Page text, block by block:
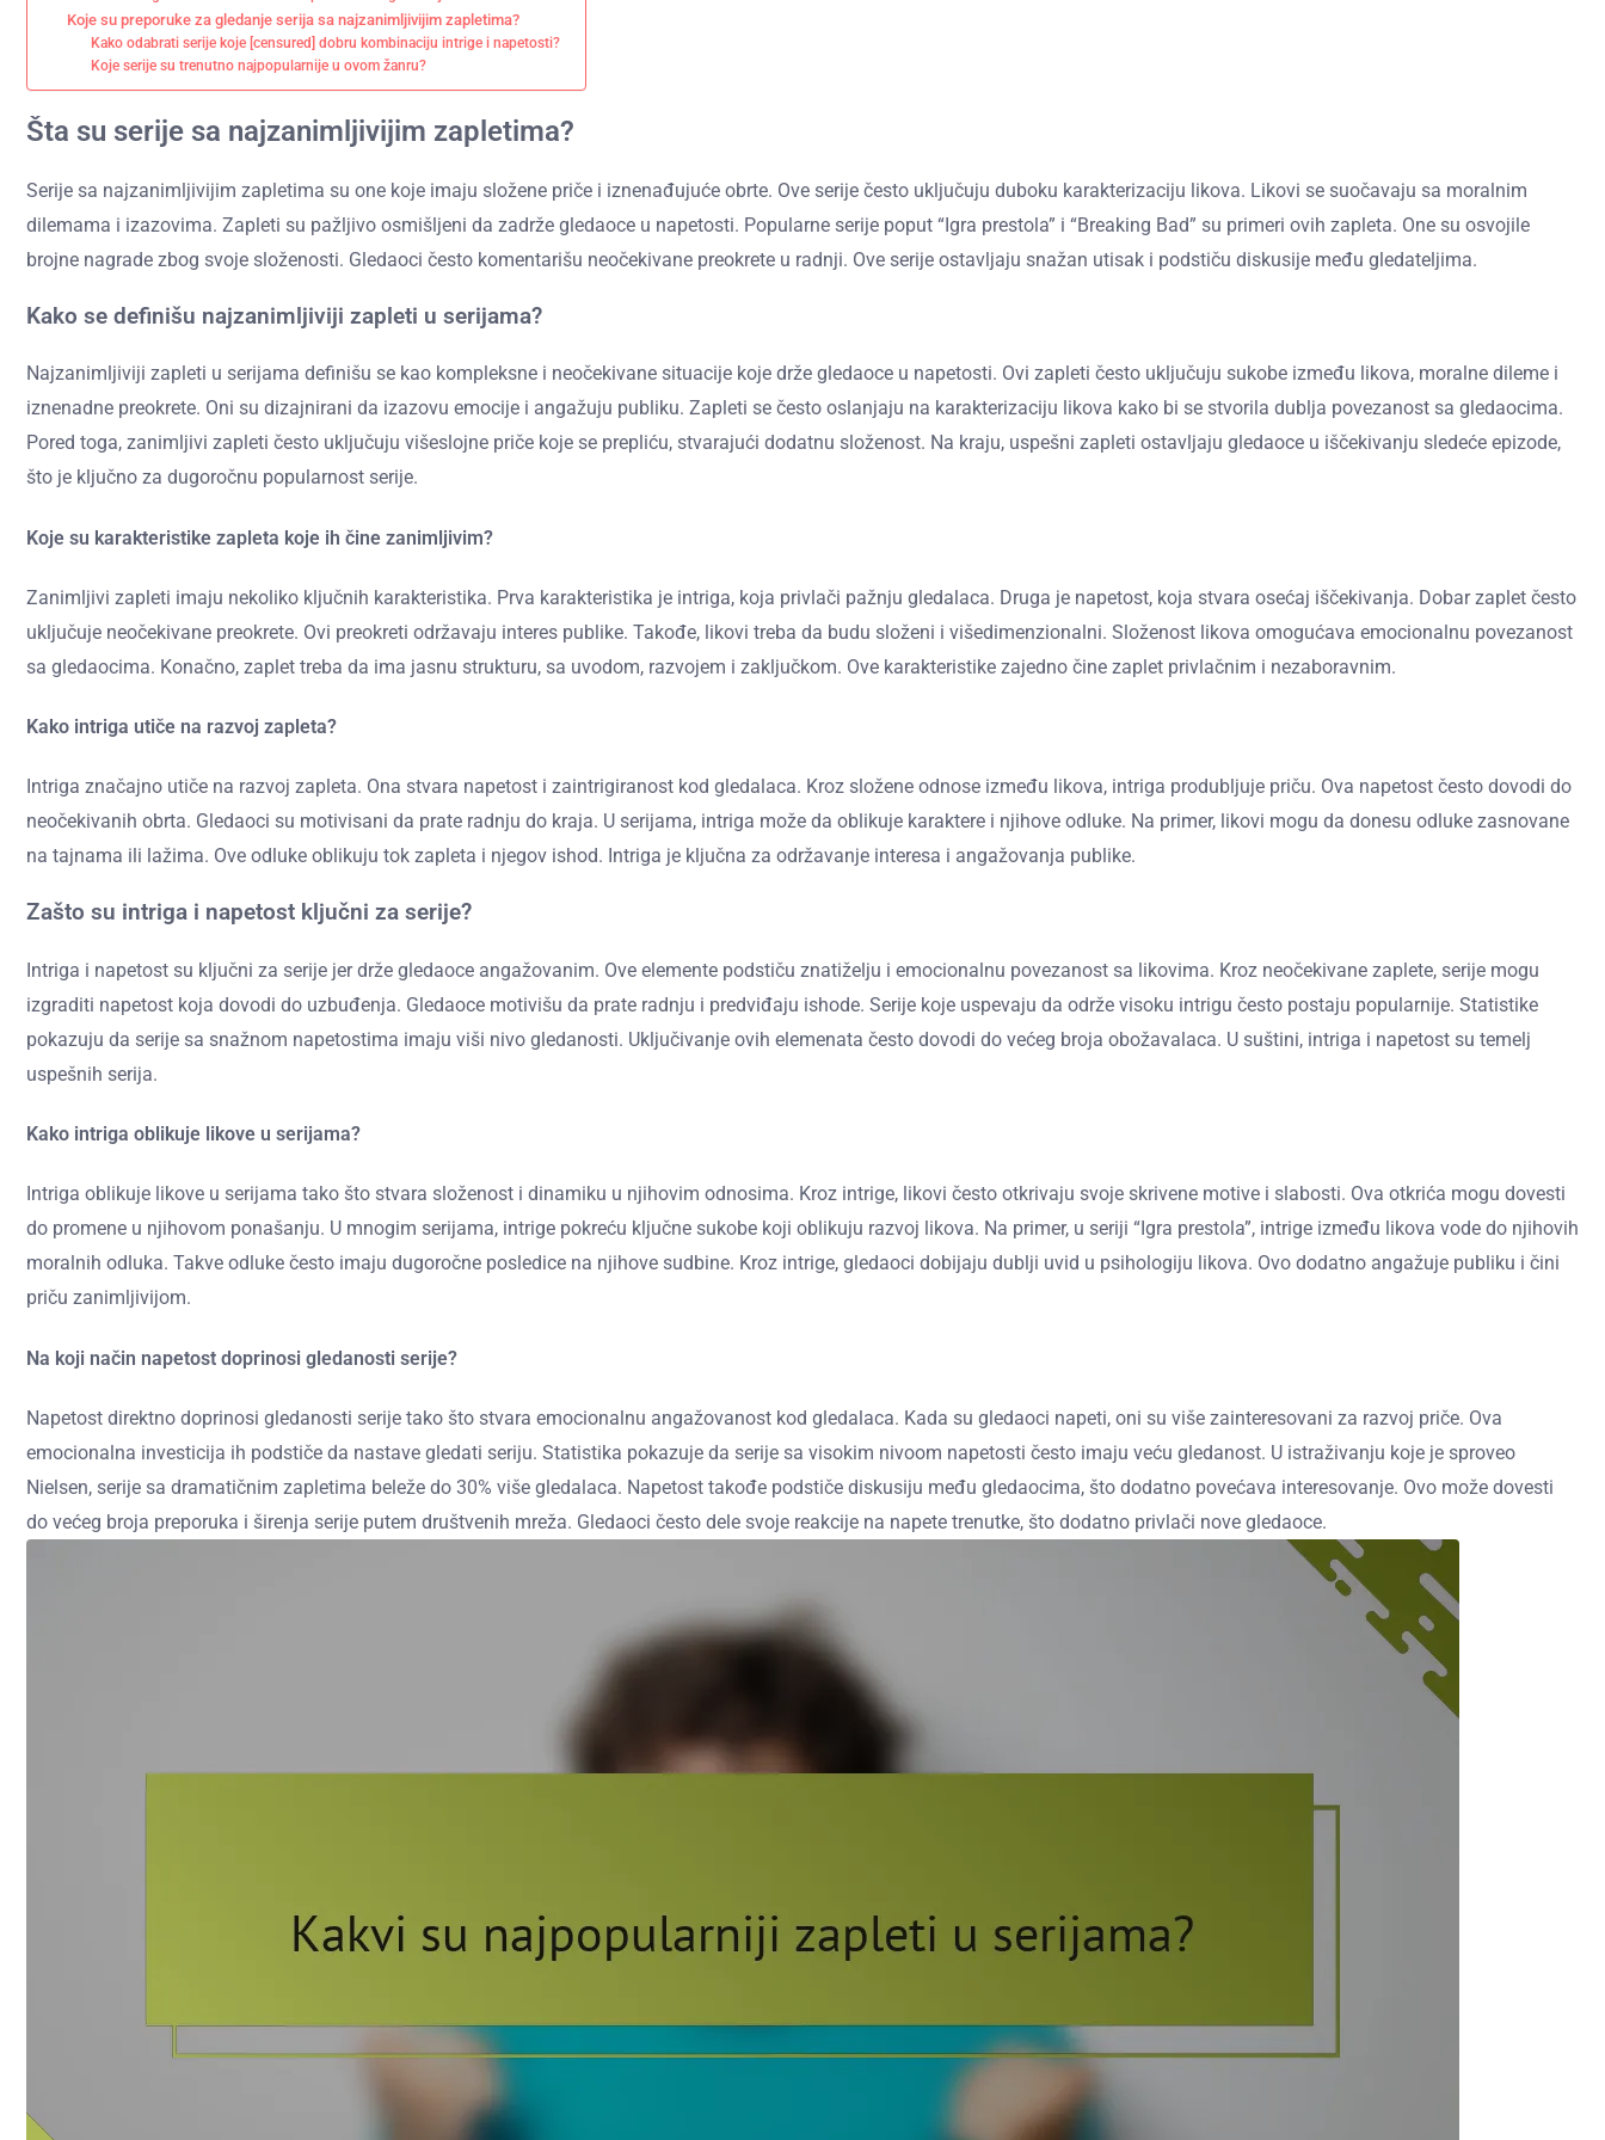
Koje su preporuke za gledanje serija sa najzanimljivijim zapletima?
Kako odabrati serije koje [censured] dobru kombinaciju intrige i napetosti?
Koje serije su trenutno najpopularnije u ovom žanru?
Šta su serije sa najzanimljivijim zapletima?
Serije sa najzanimljivijim zapletima su one koje imaju složene priče i iznenađujuće obrte. Ove serije često uključuju duboku karakterizaciju likova. Likovi se suočavaju sa moralnim
dilemama i izazovima. Zapleti su pažljivo osmišljeni da zadrže gledaoce u napetosti. Popularne serije poput “Igra prestola” i “Breaking Bad” su primeri ovih zapleta. One su osvojile
brojne nagrade zbog svoje složenosti. Gledaoci često komentarišu neočekivane preokrete u radnji. Ove serije ostavljaju snažan utisak i podstiču diskusije među gledateljima.
Kako se definišu najzanimljiviji zapleti u serijama?
Najzanimljiviji zapleti u serijama definišu se kao kompleksne i neočekivane situacije koje drže gledaoce u napetosti. Ovi zapleti često uključuju sukobe između likova, moralne dileme i
iznenadne preokrete. Oni su dizajnirani da izazovu emocije i angažuju publiku. Zapleti se često oslanjaju na karakterizaciju likova kako bi se stvorila dublja povezanost sa gledaocima.
Pored toga, zanimljivi zapleti često uključuju višeslojne priče koje se prepliću, stvarajući dodatnu složenost. Na kraju, uspešni zapleti ostavljaju gledaoce u iščekivanju sledeće epizode,
što je ključno za dugoročnu popularnost serije.
Koje su karakteristike zapleta koje ih čine zanimljivim?
Zanimljivi zapleti imaju nekoliko ključnih karakteristika. Prva karakteristika je intriga, koja privlači pažnju gledalaca. Druga je napetost, koja stvara osećaj iščekivanja. Dobar zaplet često
uključuje neočekivane preokrete. Ovi preokreti održavaju interes publike. Takođe, likovi treba da budu složeni i višedimenzionalni. Složenost likova omogućava emocionalnu povezanost
sa gledaocima. Konačno, zaplet treba da ima jasnu strukturu, sa uvodom, razvojem i zaključkom. Ove karakteristike zajedno čine zaplet privlačnim i nezaboravnim.
Kako intriga utiče na razvoj zapleta?
Intriga značajno utiče na razvoj zapleta. Ona stvara napetost i zaintrigiranost kod gledalaca. Kroz složene odnose između likova, intriga produbljuje priču. Ova napetost često dovodi do
neočekivanih obrta. Gledaoci su motivisani da prate radnju do kraja. U serijama, intriga može da oblikuje karaktere i njihove odluke. Na primer, likovi mogu da donesu odluke zasnovane
na tajnama ili lažima. Ove odluke oblikuju tok zapleta i njegov ishod. Intriga je ključna za održavanje interesa i angažovanja publike.
Zašto su intriga i napetost ključni za serije?
Intriga i napetost su ključni za serije jer drže gledaoce angažovanim. Ove elemente podstiču znatiželju i emocionalnu povezanost sa likovima. Kroz neočekivane zaplete, serije mogu
izgraditi napetost koja dovodi do uzbuđenja. Gledaoce motivišu da prate radnju i predviđaju ishode. Serije koje uspevaju da održe visoku intrigu često postaju popularnije. Statistike
pokazuju da serije sa snažnom napetostima imaju viši nivo gledanosti. Uključivanje ovih elemenata često dovodi do većeg broja obožavalaca. U suštini, intriga i napetost su temelj
uspešnih serija.
Kako intriga oblikuje likove u serijama?
Intriga oblikuje likove u serijama tako što stvara složenost i dinamiku u njihovim odnosima. Kroz intrige, likovi često otkrivaju svoje skrivene motive i slabosti. Ova otkrića mogu dovesti
do promene u njihovom ponašanju. U mnogim serijama, intrige pokreću ključne sukobe koji oblikuju razvoj likova. Na primer, u seriji “Igra prestola”, intrige između likova vode do njihovih
moralnih odluka. Takve odluke često imaju dugoročne posledice na njihove sudbine. Kroz intrige, gledaoci dobijaju dublji uvid u psihologiju likova. Ovo dodatno angažuje publiku i čini
priču zanimljivijom.
Na koji način napetost doprinosi gledanosti serije?
Napetost direktno doprinosi gledanosti serije tako što stvara emocionalnu angažovanost kod gledalaca. Kada su gledaoci napeti, oni su više zainteresovani za razvoj priče. Ova
emocionalna investicija ih podstiče da nastave gledati seriju. Statistika pokazuje da serije sa visokim nivoom napetosti često imaju veću gledanost. U istraživanju koje je sproveo
Nielsen, serije sa dramatičnim zapletima beleže do 30% više gledalaca. Napetost takođe podstiče diskusiju među gledaocima, što dodatno povećava interesovanje. Ovo može dovesti
do većeg broja preporuka i širenja serije putem društvenih mreža. Gledaoci često dele svoje reakcije na napete trenutke, što dodatno privlači nove gledaoce.